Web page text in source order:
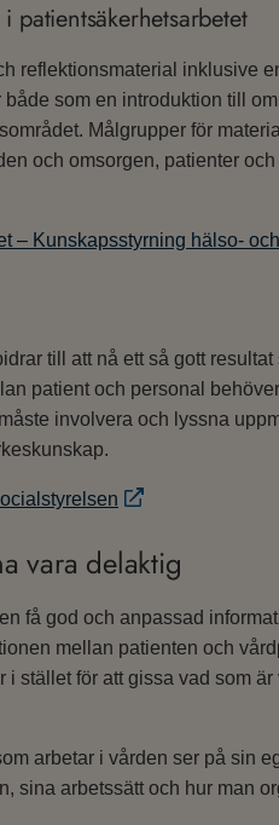
patientsäkerhetsarbetet
reflektionsmaterial inklusive
som en introduktion till
Målgrupper för
och omsorgen, patienter
– Kunskapsstyrning hälso-
till att nå ett så gott resultat
patient och personal
involvera och lyssna
vara delaktig
få god och anpassad
mellan patienten och
stället för att gissa vad som är
arbetar i vården ser på sin
sina arbetssätt och hur man